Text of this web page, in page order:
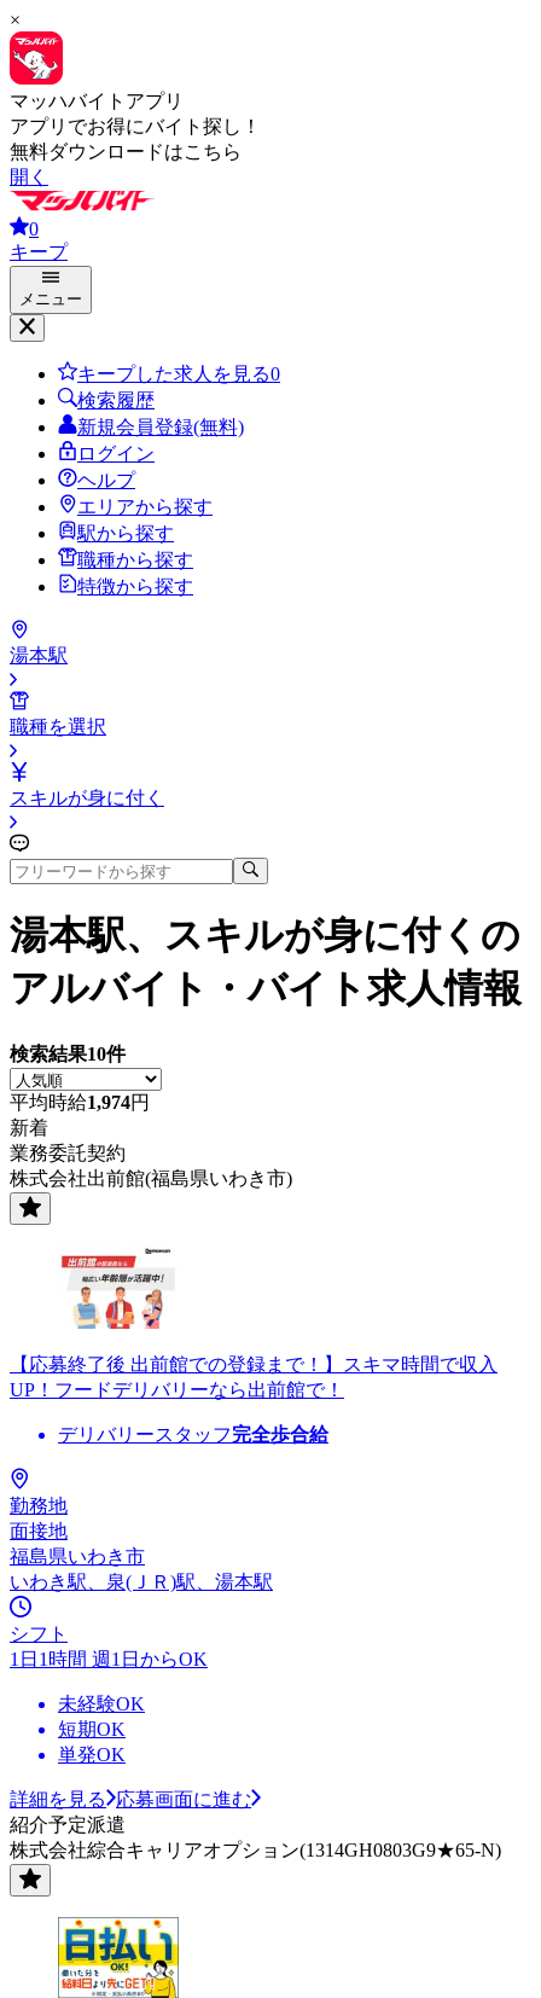
×
マッハバイトアプリ
アプリでお得にバイト探し！
無料ダウンロードはこちら
開く
0
キープ
メニュー
キープした求人を見る0
検索履歴
新規会員登録(無料)
ログイン
ヘルプ
エリアから探す
駅から探す
職種から探す
特徴から探す
湯本駅
職種を選択
スキルが身に付く
湯本駅、スキルが身に付く の
アルバイト・バイト求人情報
検索結果10件
平均時給1,974円
新着
業務委託契約
株式会社出前館(福島県いわき市)
【応募終了後 出前館での登録まで！】スキマ時間で収入
UP！フードデリバリーなら出前館で！
デリバリースタッフ完全歩合給
勤務地
面接地
福島県いわき市
いわき駅、泉(ＪＲ)駅、湯本駅
シフト
1日1時間 週1日からOK
未経験OK
短期OK
単発OK
詳細を見る
応募画面に進む
紹介予定派遣
株式会社綜合キャリアオプション(1314GH0803G9★65-N)